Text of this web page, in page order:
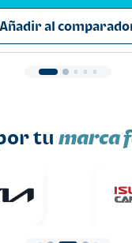
Añadir al
tu marca